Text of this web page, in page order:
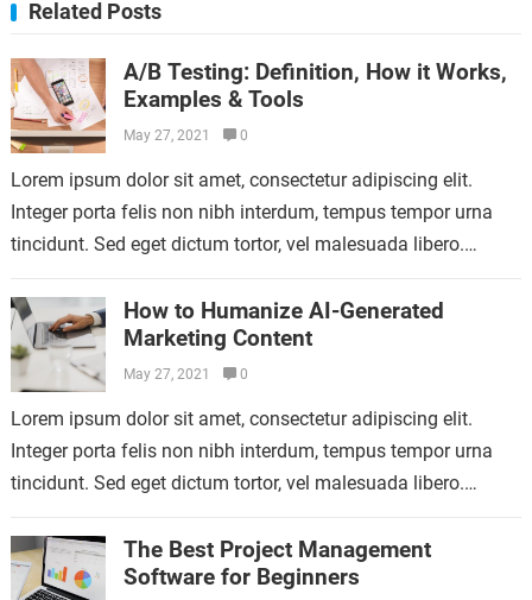
Related Posts
A/B Testing: Definition, How it Works,
Examples & Tools
May 27, 2021 0
Lorem ipsum dolor sit amet, consectetur adipiscing elit.
Integer porta felis non nibh interdum, tempus tempor urna
tincidunt. Sed eget dictum tortor, vel malesuada libero.
How to Humanize AI-Generated
Marketing Content
May 27, 2021 0
Lorem ipsum dolor sit amet, consectetur adipiscing elit.
Integer porta felis non nibh interdum, tempus tempor urna
tincidunt. Sed eget dictum tortor, vel malesuada libero.
The Best Project Management
Software for Beginners